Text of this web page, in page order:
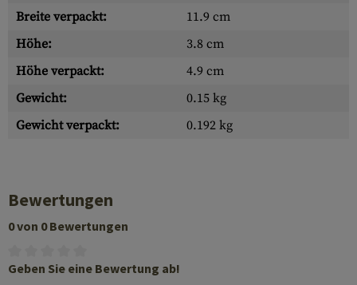
Breite verpackt:
11.9 cm
Höhe:
3.8 cm
Höhe verpackt:
4.9 cm
Gewicht:
0.15 kg
Gewicht verpackt:
0.192 kg
Bewertungen
0 von 0 Bewertungen
Geben Sie eine Bewertung ab!